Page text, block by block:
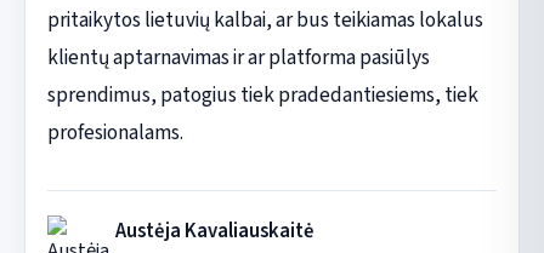
pritaikytos lietuvių kalbai, ar bus teikiamas lokalus
klientų aptarnavimas ir ar platforma pasiūlys
sprendimus, patogius tiek pradedantiesiems, tiek
profesionalams.
Austėja Kavaliauskaitė